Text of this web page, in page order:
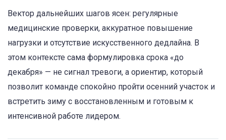
Вектор дальнейших шагов ясен: регулярные
медицинские проверки, аккуратное повышение
нагрузки и отсутствие искусственного дедлайна. В
этом контексте сама формулировка срока «до
декабря» — не сигнал тревоги, а ориентир, который
позволит команде спокойно пройти осенний участок и
встретить зиму с восстановленным и готовым к
интенсивной работе лидером.